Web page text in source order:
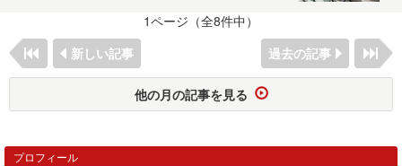
1ページ（全8件中）
新しい記事
過去の記事
他の月の記事を見る
プロフィール